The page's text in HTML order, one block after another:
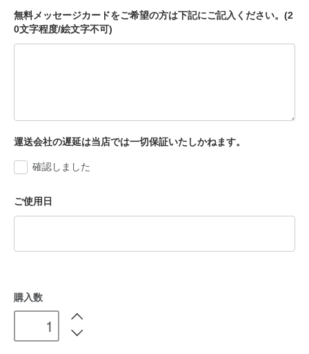
無料メッセージカードをご希望の方は下記にご記入ください。(2
0文字程度/絵文字不可)
運送会社の遅延は当店では一切保証いたしかねます。
確認しました
ご使用日
購入数